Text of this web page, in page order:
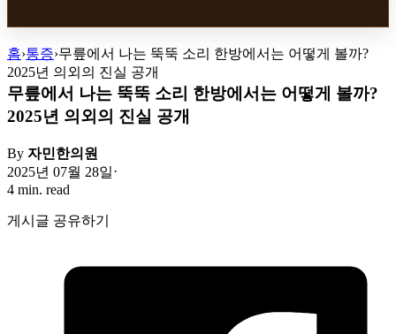
홈›통증›무릎에서 나는 뚝뚝 소리 한방에서는 어떻게 볼까?
2025년 의외의 진실 공개
무릎에서 나는 뚝뚝 소리 한방에서는 어떻게 볼까?
2025년 의외의 진실 공개
By 자민한의원
2025년 07월 28일
4 min. read
게시글 공유하기